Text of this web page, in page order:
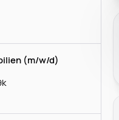
(m/w/d)